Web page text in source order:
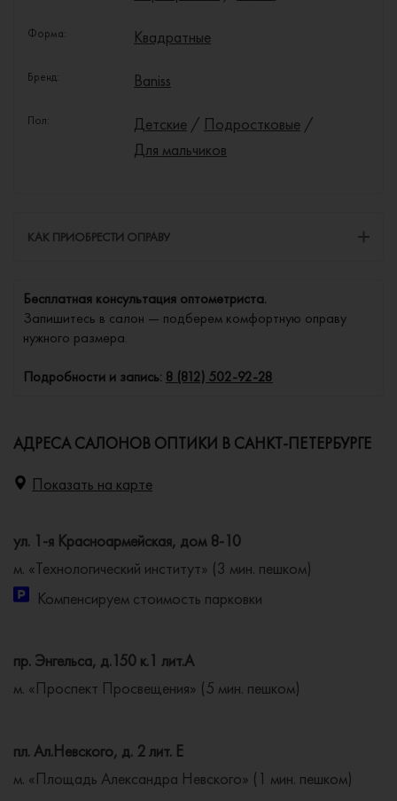
Форма: Квадратные
Бренд: Baniss
Пол: Детские / Подростковые /
Для мальчиков
КАК ПРИОБРЕСТИ ОПРАВУ
Бесплатная консультация оптометриста.
Запишитесь в салон — подберем комфортную оправу
нужного размера.
Подробности и запись: 8 (812) 502-92-28
АДРЕСА САЛОНОВ ОПТИКИ В САНКТ-ПЕТЕРБУРГЕ
Показать на карте
ул. 1-я Красноармейская, дом 8-10
м. «Технологический институт» (3 мин. пешком)
Компенсируем стоимость парковки
пр. Энгельса, д.150 к.1 лит.А
м. «Проспект Просвещения» (5 мин. пешком)
пл. Ал.Невского, д. 2 лит. Е
м. «Площадь Александра Невского» (1 мин. пешком)